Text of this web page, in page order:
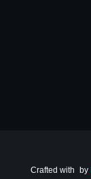
Crafted with by